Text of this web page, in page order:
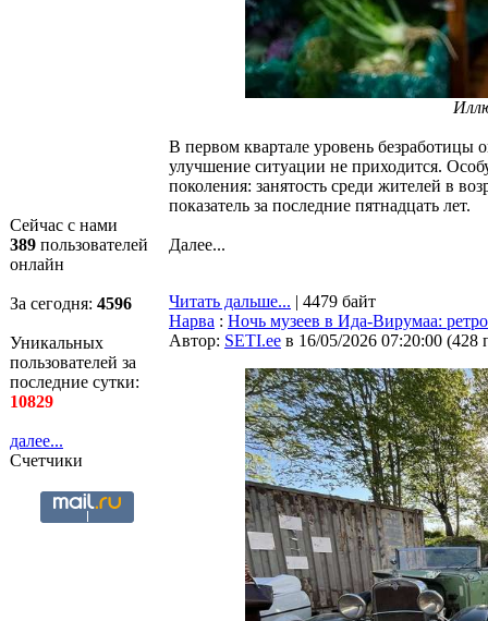
Сейчас с нами
389 пользователей
онлайн
За сегодня: 4596
Уникальных
пользователей за
последние сутки:
10829
далее...
Счетчики
В первом квартале уровень безработицы
улучшение ситуации не приходится.
поколения: занятость среди жителей в
показатель за последние пятнадцать лет.
Далее...
Читать дальше... | 4479 байт
Нарва : Ночь музеев в Ида-Вирумаа:
Автор: SETI.ee в 16/05/2026 07:20:00 (428